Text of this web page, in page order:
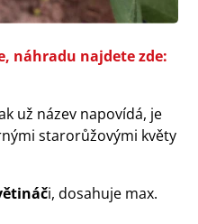
náhradu najdete zde:
už název napovídá, je
starorůžovými květy
i, dosahuje max.